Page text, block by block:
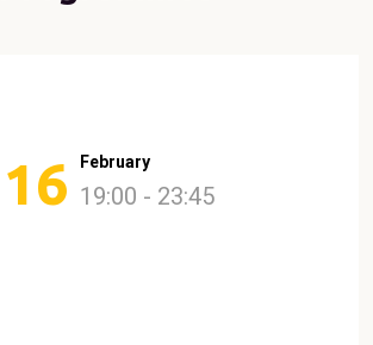
16 February
19:00 - 23:45